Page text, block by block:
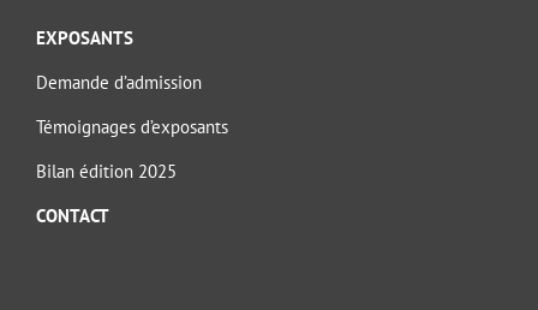
EXPOSANTS
Demande d’admission
Témoignages d’exposants
Bilan édition 2025
CONTACT